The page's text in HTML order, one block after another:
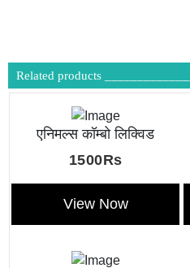
Related products ______________
एनिमल्स कॉम्बो लिक्विड
1500Rs
View Now